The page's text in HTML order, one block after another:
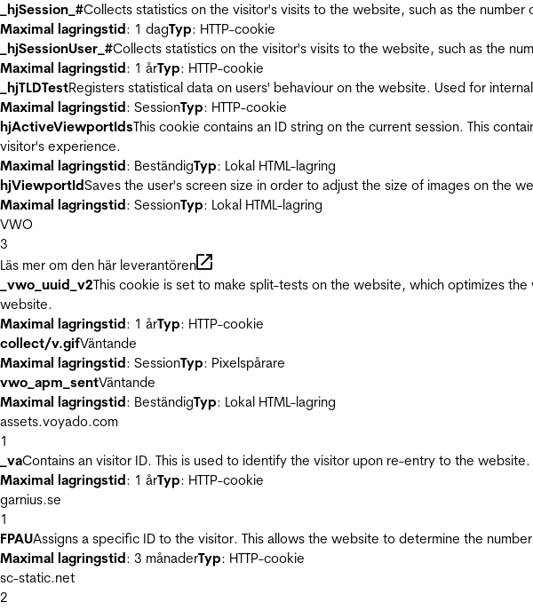
_hjSession_#Collects statistics on the visitor's visits to the website, such as the
Maximal lagringstid: 1 dagTyp: HTTP-cookie
_hjSessionUser_#Collects statistics on the visitor's visits to the website, such as the
Maximal lagringstid: 1 årTyp: HTTP-cookie
_hjTLDTestRegisters statistical data on users' behaviour on the website. Used for
Maximal lagringstid: SessionTyp: HTTP-cookie
hjActiveViewportIdsThis cookie contains an ID string on the current session. This
visitor's experience.
Maximal lagringstid: BeständigTyp: Lokal HTML-lagring
hjViewportIdSaves the user's screen size in order to adjust the size of images on the
Maximal lagringstid: SessionTyp: Lokal HTML-lagring
VWO
3
Läs mer om den här leverantören
_vwo_uuid_v2This cookie is set to make split-tests on the website, which optimizes
website.
Maximal lagringstid: 1 årTyp: HTTP-cookie
collect/v.gifVäntande
Maximal lagringstid: SessionTyp: Pixelspårare
vwo_apm_sentVäntande
Maximal lagringstid: BeständigTyp: Lokal HTML-lagring
assets.voyado.com
1
_vaContains an visitor ID. This is used to identify the visitor upon re-entry to the website.
Maximal lagringstid: 1 årTyp: HTTP-cookie
garnius.se
1
FPAUAssigns a specific ID to the visitor. This allows the website to determine the
Maximal lagringstid: 3 månaderTyp: HTTP-cookie
sc-static.net
2